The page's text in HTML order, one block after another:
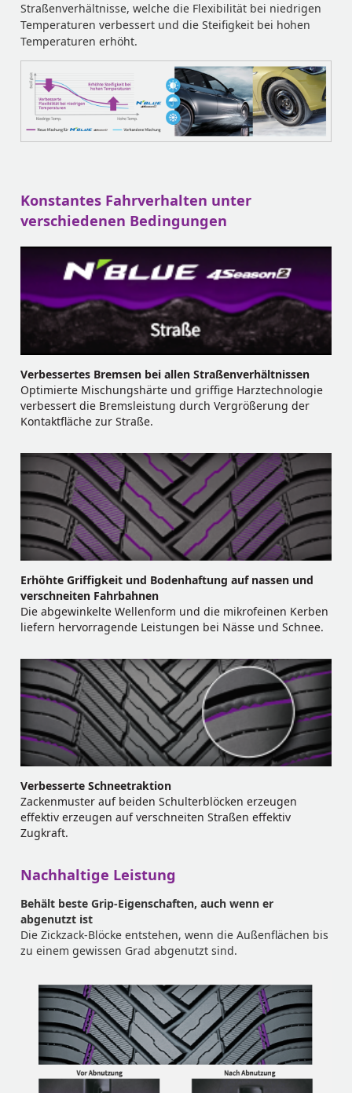
Straßenverhältnisse, welche die Flexibilität bei niedrigen
Temperaturen verbessert und die Steifigkeit bei hohen
Temperaturen erhöht.
Konstantes Fahrverhalten unter
verschiedenen Bedingungen
Verbessertes Bremsen bei allen Straßenverhältnissen
Optimierte Mischungshärte und griffige Harztechnologie
verbessert die Bremsleistung durch Vergrößerung der
Kontaktfläche zur Straße.
Erhöhte Griffigkeit und Bodenhaftung auf nassen und
verschneiten Fahrbahnen
Die abgewinkelte Wellenform und die mikrofeinen Kerben
liefern hervorragende Leistungen bei Nässe und Schnee.
Verbesserte Schneetraktion
Zackenmuster auf beiden Schulterblöcken erzeugen
effektiv erzeugen auf verschneiten Straßen effektiv
Zugkraft.
Nachhaltige Leistung
Behält beste Grip-Eigenschaften, auch wenn er
abgenutzt ist
Die Zickzack-Blöcke entstehen, wenn die Außenflächen bis
zu einem gewissen Grad abgenutzt sind.